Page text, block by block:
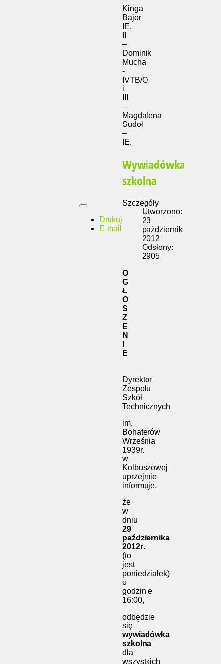
Kinga
Bajor
IE,
–
Dominik
Mucha
-
IVTB/O
i
–
Magdalena
Sudoł
–
IE.
Wywiadówka
szkolna
Drukuj
E-mail
Szczegóły
Utworzono:
23
październik
2012
Odsłony:
2905
O
G
Ł
O
S
Z
E
N
E
Dyrektor
Zespołu
Szkół
Technicznych
im.
Bohaterów
Września
1939r.
w
Kolbuszowej
uprzejmie
informuje,
że
w
dniu
29
października
2012r.
(to
jest
poniedziałek)
o
godzinie
16:00,
odbędzie
się
wywiadówka
szkolna
dla
wszystkich